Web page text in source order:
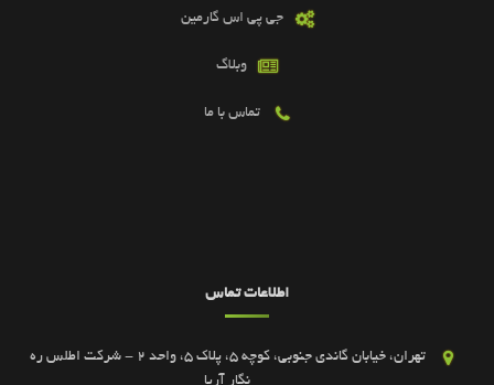
جی پی اس گارمین
وبلاگ
تماس با ما
اطلاعات تماس
تهران، خیابان گاندی جنوبی، کوچه 5، پلاک 5، واحد 2 - شرکت اطلس ره
نگار آریا